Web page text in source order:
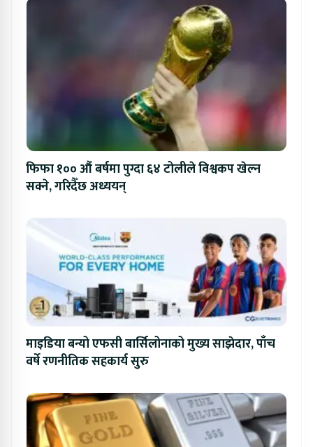
फिफा १०० औं बर्षमा पुग्दा ६४ टोलीले विश्वकप खेल्न
सक्ने, गरिदैँछ अध्ययन्
माइडिया बन्यो एफसी बार्सिलोनाको मुख्य साझेदार, पाँच
वर्षे रणनीतिक सहकार्य सुरु